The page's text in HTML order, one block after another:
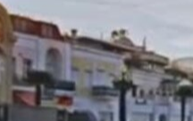
No